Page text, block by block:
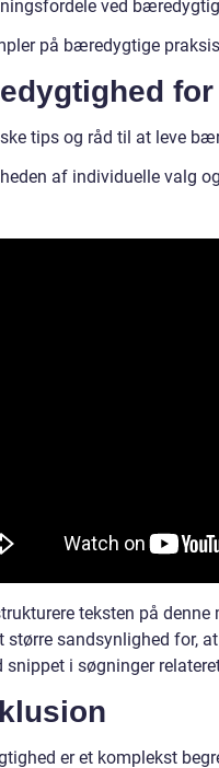
ved
på bæredygtige
tips og råd til at leve
af individuelle valg
teksten på
større sandsynlighed for,
snippet i søgninger
er et komplekst